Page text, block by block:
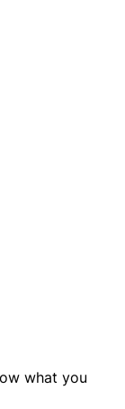
what you